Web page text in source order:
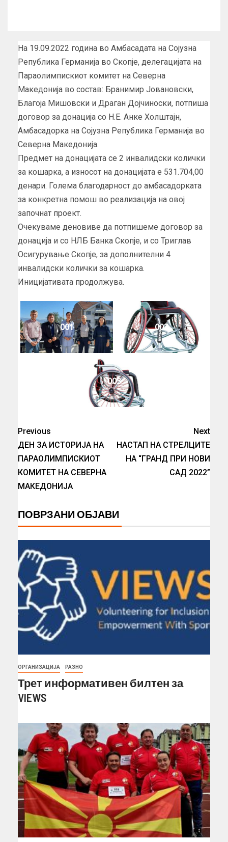
На 19.09.2022 година во Амбасадата на Сојузна
Република Германија во Скопје, делегацијата на
Параолимпискиот комитет на Северна
Македонија во состав: Бранимир Јовановски,
Благоја Мишовски и Драган Дојчиноски, потпиша
договор за донација со Н.Е. Анке Холштајн,
Амбасадорка на Сојузна Република Германија во
Северна Македонија.
Предмет на донацијата се 2 инвалидски колички
за кошарка, а износот на донацијата е 531.704,00
денари. Голема благодарност до амбасадорката
за конкретна помош во реализација на овој
започнат проект.
Очекуваме деновиве да потпишеме договор за
донација и со НЛБ Банка Скопје, и со Триглав
Осигурување Скопје, за дополнителни 4
инвалидски колички за кошарка.
Иницијативата продолжува.
001 002
003
Previous
ДЕН ЗА ИСТОРИЈА НА
ПАРАОЛИМПИСКИОТ
КОМИТЕТ НА СЕВЕРНА
МАКЕДОНИЈА
Next
НАСТАП НА СТРЕЛЦИТЕ
НА “ГРАНД ПРИ НОВИ
САД 2022”
ПОВРЗАНИ ОБЈАВИ
ОРГАНИЗАЦИЈА РАЗНО
Трет информативен билтен за
VIEWS